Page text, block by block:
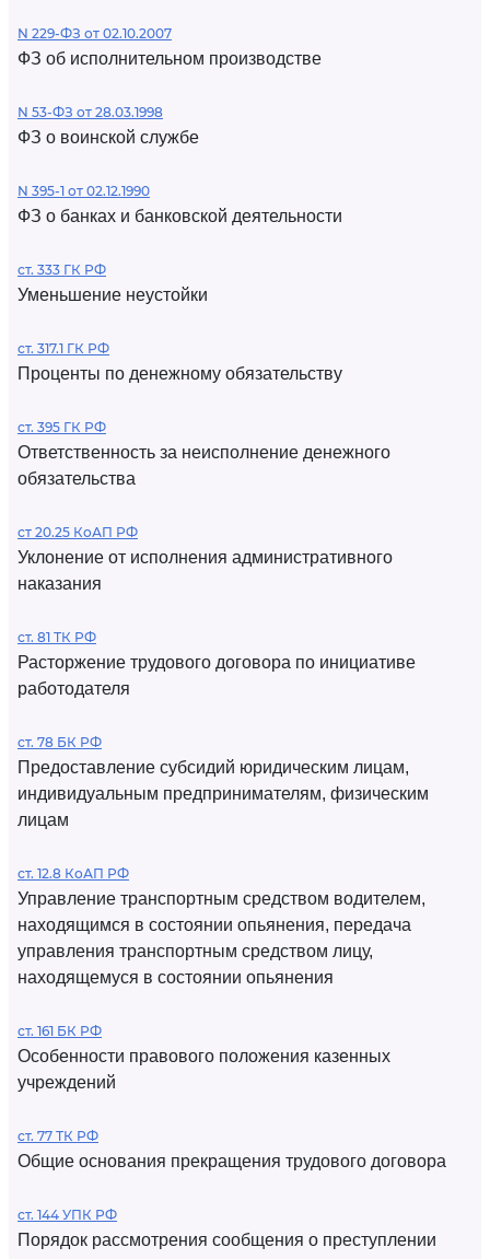
N 229-ФЗ от 02.10.2007
ФЗ об исполнительном производстве
N 53-ФЗ от 28.03.1998
ФЗ о воинской службе
N 395-1 от 02.12.1990
ФЗ о банках и банковской деятельности
ст. 333 ГК РФ
Уменьшение неустойки
ст. 317.1 ГК РФ
Проценты по денежному обязательству
ст. 395 ГК РФ
Ответственность за неисполнение денежного
обязательства
ст 20.25 КоАП РФ
Уклонение от исполнения административного
наказания
ст. 81 ТК РФ
Расторжение трудового договора по инициативе
работодателя
ст. 78 БК РФ
Предоставление субсидий юридическим лицам,
индивидуальным предпринимателям, физическим
лицам
ст. 12.8 КоАП РФ
Управление транспортным средством водителем,
находящимся в состоянии опьянения, передача
управления транспортным средством лицу,
находящемуся в состоянии опьянения
ст. 161 БК РФ
Особенности правового положения казенных
учреждений
ст. 77 ТК РФ
Общие основания прекращения трудового договора
ст. 144 УПК РФ
Порядок рассмотрения сообщения о преступлении